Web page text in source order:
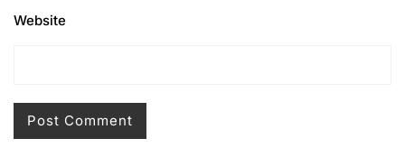
Website